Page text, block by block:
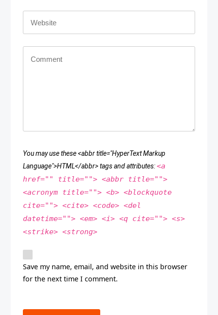
You may use these <abbr title="HyperText Markup
Language">HTML</abbr> tags and attributes:<a
href="" title=""> <abbr title="">
<acronym title=""> <b> <blockquote
cite=""> <cite> <code> <del
datetime=""> <em> <i> <q cite=""> <s>
<strike> <strong>
Save my name, email, and website in this browser
for the next time I comment.